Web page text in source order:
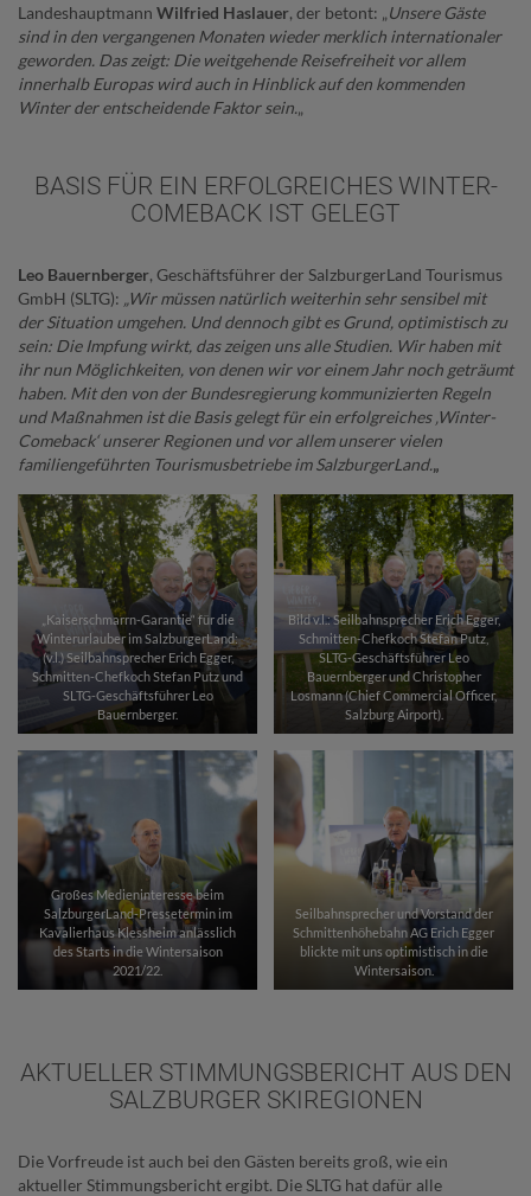
Landeshauptmann Wilfried Haslauer, der betont: „Unsere Gäste
sind in den vergangenen Monaten wieder merklich internationaler
geworden. Das zeigt: Die weitgehende Reisefreiheit vor allem
innerhalb Europas wird auch in Hinblick auf den kommenden
Winter der entscheidende Faktor sein.„
BASIS FÜR EIN ERFOLGREICHES WINTER-
COMEBACK IST GELEGT
Leo Bauernberger, Geschäftsführer der SalzburgerLand Tourismus
GmbH (SLTG): „Wir müssen natürlich weiterhin sehr sensibel mit
der Situation umgehen. Und dennoch gibt es Grund, optimistisch zu
sein: Die Impfung wirkt, das zeigen uns alle Studien. Wir haben mit
ihr nun Möglichkeiten, von denen wir vor einem Jahr noch geträumt
haben. Mit den von der Bundesregierung kommunizierten Regeln
und Maßnahmen ist die Basis gelegt für ein erfolgreiches ‚Winter-
Comeback‘ unserer Regionen und vor allem unserer vielen
familiengeführten Tourismusbetriebe im SalzburgerLand.„
„Kaiserschmarrn-Garantie“ für die
Winterurlauber im SalzburgerLand:
(v.l.) Seilbahnsprecher Erich Egger,
Schmitten-Chefkoch Stefan Putz und
SLTG-Geschäftsführer Leo
Bauernberger.
Bild v.l.: Seilbahnsprecher Erich Egger,
Schmitten-Chefkoch Stefan Putz,
SLTG-Geschäftsführer Leo
Bauernberger und Christopher
Losmann (Chief Commercial Officer,
Salzburg Airport).
Großes Medieninteresse beim
SalzburgerLand-Pressetermin im
Kavalierhaus Klessheim anlässlich
des Starts in die Wintersaison
2021/22.
Seilbahnsprecher und Vorstand der
Schmittenhöhebahn AG Erich Egger
blickte mit uns optimistisch in die
Wintersaison.
AKTUELLER STIMMUNGSBERICHT AUS DEN
SALZBURGER SKIREGIONEN
Die Vorfreude ist auch bei den Gästen bereits groß, wie ein
aktueller Stimmungsbericht ergibt. Die SLTG hat dafür alle